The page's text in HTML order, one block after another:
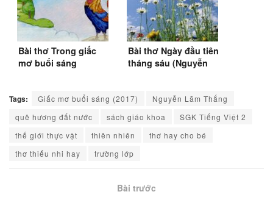
Bài thơ Trong giấc
mơ buổi sáng
Bài thơ Ngày đầu tiên
tháng sáu (Nguyễn
Tags: Giấc mơ buổi sáng (2017)
Nguyễn Lãm Thắng
quê hương đất nước
sách giáo khoa
SGK Tiếng Việt 2
thế giới thực vật
thiên nhiên
thơ hay cho bé
thơ thiếu nhi hay
trường lớp
Bài trước